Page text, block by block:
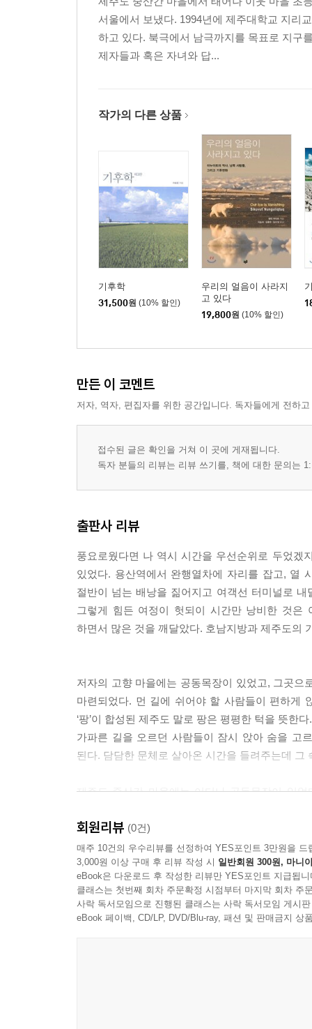
제주도 고사리는 누구나 좋아한다
가을 추위: 번쇠 이야기
몽곳놈의 새끼
고구마에서 귤로
하나의 길에서도 단풍 차이가
호남선을 달리던 여름 완행열차
오지를 달리던 꼬마 기차
섬에선 물이 귀하지만
남녀칠세부동석은 경상도에서
따불빽이 싫다던 염부 아저씨
제주도 옥돔과 영광 굴비
3부 길에서 지리를 배우다 1 - 우리의 산야에서
눈은 언제나 사람들을 즐겁게 한다
경험으로 배운다
겨울철 고향 가는 길
강릉에 우데기가?
참석하지 못한 고등학교 졸업식
내가 안다고 남들도 아는 것은 아니다 1
내가 안다고 남들도 아는 것은 아니다 2
4부 길에서 지리를 배우다 2 - 먼 나라 들판에서
돌멩이 하나도 신성하다
해가 기울었는데
어디 사람이 장사를 잘 할까?
사막의 사람들과 도시 사람
사막에선 보이는 것이 다가 아니다
여행 중에는 몸에 맞는 물을
알라의 뜻으로
여행에는 돌발 상황이 있기 마련
그들의 눈으로 그들을 바라봐야!
왜 이누이트 만남을 우려했을까?
가는 날이 똥 푸는 날?
북극에서 술?
서울에서 보냈다. 1994년에 제주대학교 지리
하고 있다. 북극에서 남극까지를 목표로 지구
제자들과 혹은 자녀와 답...
작가의 다른 상품
기후학
31,500원 (10% 할인)
우리의 얼음이 사라지
고 있다
19,800원 (10% 할인)
만든 이 코멘트
저자, 역자, 편집자를 위한 공간입니다. 독자들에게 전하
접수된 글은 확인을 거쳐 이 곳에 게재됩니다.
독자 분들의 리뷰는 리뷰 쓰기를, 책에 대한 문의는
출판사 리뷰
풍요로웠다면 나 역시 시간을 우선순위로 두었겠
있었다. 용산역에서 완행열차에 자리를 잡고, 열
절반이 넘는 배낭을 짊어지고 여객선 터미널로
그렇게 힘든 여정이 헛되이 시간만 낭비한 것은
하면서 많은 것을 깨달았다. 호남지방과 제주도의
저자의 고향 마을에는 공동목장이 있었고, 그곳
마련되었다. 먼 길에 쉬어야 할 사람들이 편하게
‘팡’이 합성된 제주도 말로 팡은 평평한 턱을 뜻한다.
가파른 길을 오르던 사람들이 잠시 앉아 숨을 고
된다. 담담한 문체로 살아온 시간을 들려주는데 그
제주도 중산간 마을에는 어디나 공동목장이 있
목장을 찾아 확인하고, 필요한 약을 발라 주면
있어서 가축들을 불러 모았다.
(중략) 문제는 그 시기에 집집이 가축을 키울 여
문제를 해결하려고 ‘번쇠(番소)’라는 공동 사육
가축을 돌보았다. 결국 10~15일에 한 번꼴로 당
그 일을 담당하였다.
회원리뷰 (0건)
매주 10건의 우수리뷰를 선정하여 YES포인트 3만원을 드
3,000원 이상 구매 후 리뷰 작성 시 일반회원 300원, 마니
eBook은 다운로드 후 작성한 리뷰만 YES포인트 지급됩니
클래스는 첫번째 회차 주문확정 시점부터 마지막 회차 주
사락 독서모임으로 진행된 클래스는 사락 독서모임 게시
eBook 페이백, CD/LP, DVD/Blu-ray, 패션 및 판매금지 상